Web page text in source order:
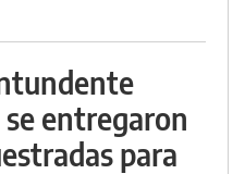
entregaron
para